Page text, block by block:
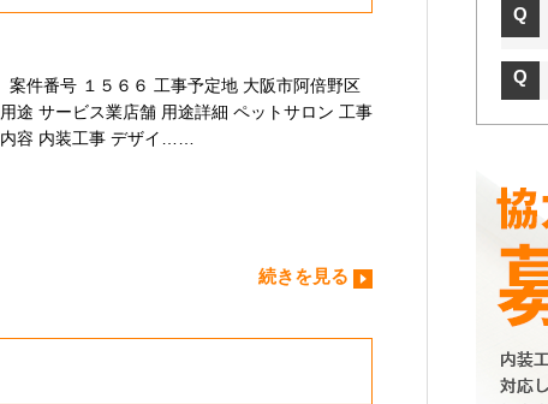
案件番号 １５６６ 工事予定地 大阪市阿倍野区
用途 サービス業店舗 用途詳細 ペットサロン 工事
内容 内装工事 デザイ……
続きを見る